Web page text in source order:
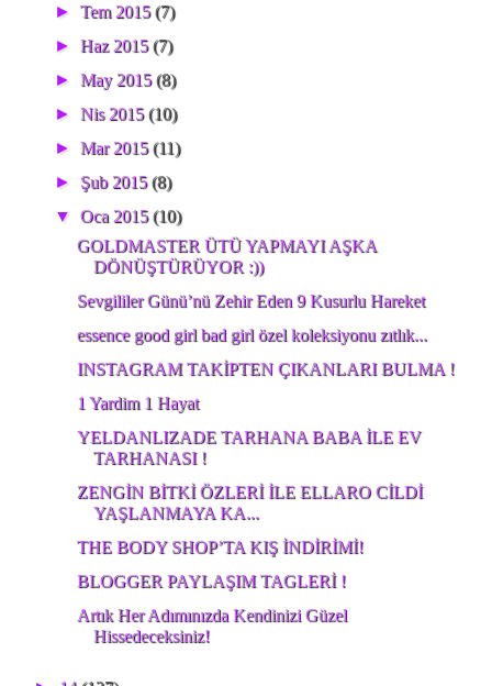
►Tem 2015(7)
►Haz 2015(7)
►May 2015(8)
►Nis 2015(10)
►Mar 2015(11)
► Şub 2015(8)
▼Oca 2015(10)
GOLDMASTER ÜTÜ YAPMAYI AŞKA
DÖNÜŞTÜRÜYOR :))
Sevgililer Günü’nü Zehir Eden 9 Kusurlu Hareket
essence good girl bad girl özel koleksiyonu zıtlık...
INSTAGRAM TAKİPTEN ÇIKANLARI BULMA !
1 Yardim 1 Hayat
YELDANLIZADE TARHANA BABA İLE EV
TARHANASI !
ZENGİN BİTKİ ÖZLERİ İLE ELLARO CİLDİ
YAŞLANMAYA KA...
THE BODY SHOP’TA KIŞ İNDİRİMİ!
BLOGGER PAYLAŞIM TAGLERİ !
Artık Her Adımınızda Kendinizi Güzel
Hissedeceksiniz!